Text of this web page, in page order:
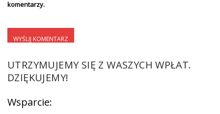
komentarzy.
UTRZYMUJEMY SIĘ Z WASZYCH WPŁAT.
DZIĘKUJEMY!
Wsparcie: